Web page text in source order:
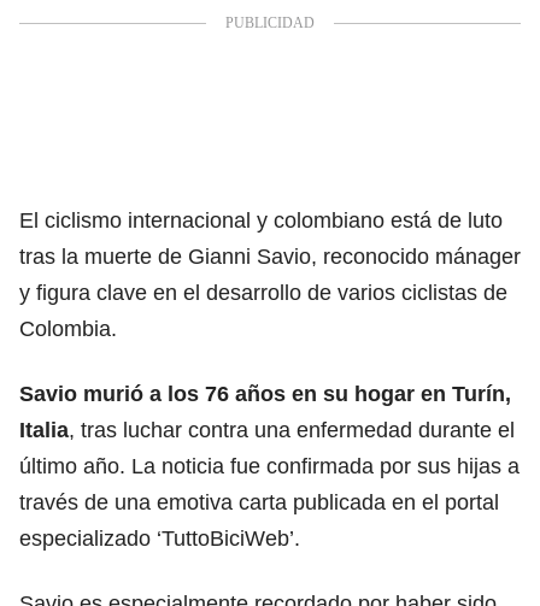
El ciclismo internacional y colombiano está de luto
tras la muerte de Gianni Savio, reconocido mánager
y figura clave en el desarrollo de varios ciclistas de
Colombia.
Savio murió a los 76 años en su hogar en Turín,
Italia, tras luchar contra una enfermedad durante el
último año. La noticia fue confirmada por sus hijas a
través de una emotiva carta publicada en el portal
especializado ‘TuttoBiciWeb’.